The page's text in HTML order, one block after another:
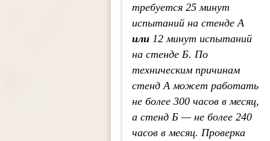
требуется 25 минут
испытаний на стенде А
или 12 минут испытаний
на стенде Б. По
техническим причинам
стенд А может работать
не более 300 часов в месяц,
а стенд Б — не более 240
часов в месяц. Проверка